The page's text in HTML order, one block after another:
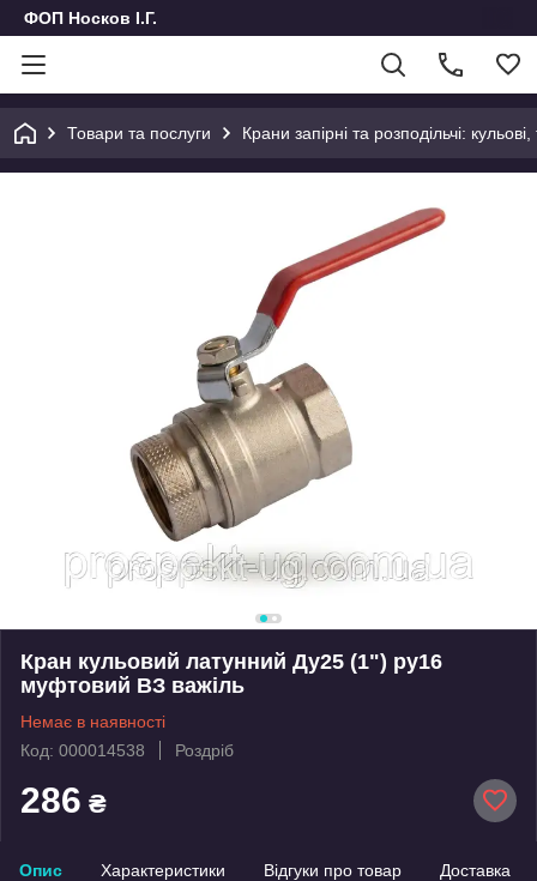
ФОП Носков І.Г.
Товари та послуги Крани запірні та розподільчі:
Кран кульовий латунний Ду25 (1") ру16
муфтовий ВЗ важіль
Немає в наявності
Код: 000014538
Роздріб
286 ₴
Опис Характеристики Відгуки про товар Доставка